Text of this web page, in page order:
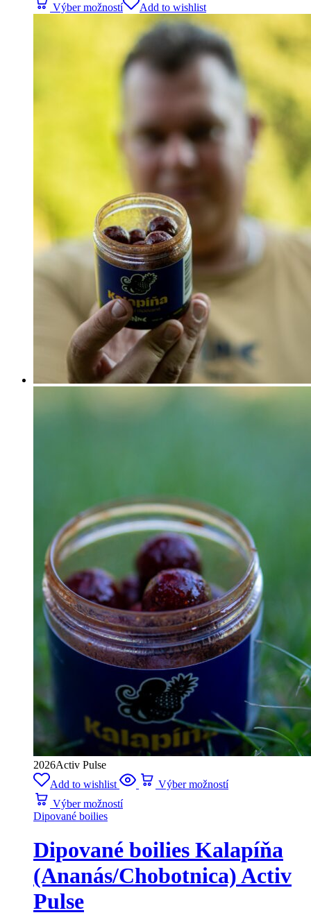
Výber možností Add to wishlist
2026Activ Pulse
Add to wishlist
Výber možností
Výber možností
Dipované boilies
Dipované boilies Kalapíňa
(Ananás/Chobotnica) Activ
Pulse